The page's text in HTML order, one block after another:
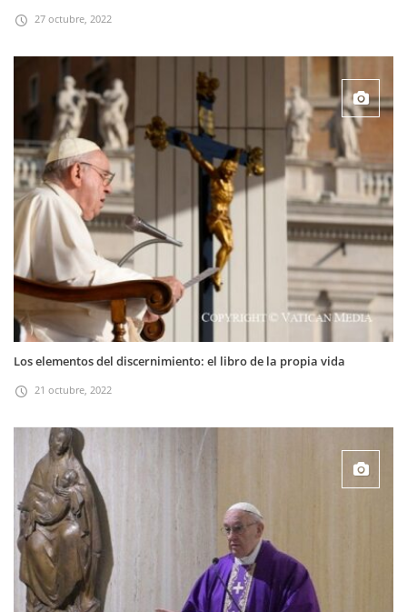
27 octubre, 2022
Los elementos del discernimiento: el libro de la propia vida
21 octubre, 2022